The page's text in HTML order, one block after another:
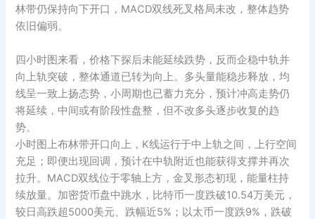
林带仍保持向下开口，MACD双线死叉格局未改，整体趋势
依旧偏弱。
四小时图来看，价格下探后未能延续跌势，反而企稳中轨并
向上轨突破，整体通道已转为向上。多头量能稳步释放，均
线呈一致上扬态势，小周期也已蓄力充分，预计冲高走势仍
将延续，中间或有阶段性盘整，但不改多头逐步收复的趋
势。
小时图上布林带开口向上，K线运行于中上轨之间，上行空间
充足；即便出现回调，预计在中轨附近也能获得支撑并再次
拉升。MACD双线位于零轴上方，金叉形态初现，能量柱持
续放量。加密货币盘中跳水，比特币一度跌破10.54万美元，
较日高跌超5000美元、跌幅近5%；以太币一度跌9%，跌破